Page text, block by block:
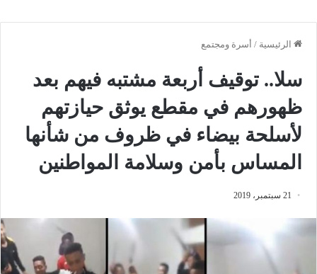
الرئيسية / أسرة ومجتمع
سلا.. توقيف أربعة مشتبه فيهم بعد
ظهورهم في مقطع يوثق حيازتهم
لأسلحة بيضاء في ظروف من شأنها
المساس بأمن وسلامة المواطنين
21 سبتمبر، 2019